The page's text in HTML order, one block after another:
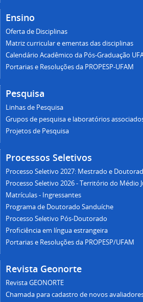
Ensino
Oferta de Disciplinas
Matriz curricular e ementas das disciplinas
Calendário Acadêmico da Pós-Graduação
Portarias e Resoluções da PROPESP-UFAM
Pesquisa
Linhas de Pesquisa
Grupos de pesquisa e laboratórios
Projetos de Pesquisa
Processos Seletivos
Processo Seletivo 2027: Mestrado e
Processo Seletivo 2026 - Território do Médio
Matrículas - Ingressantes
Programa de Doutorado Sanduíche
Processo Seletivo Pós-Doutorado
Proficiência em língua estrangeira
Portarias e Resoluções da PROPESP/UFAM
Revista Geonorte
Revista GEONORTE
Chamada para cadastro de novos